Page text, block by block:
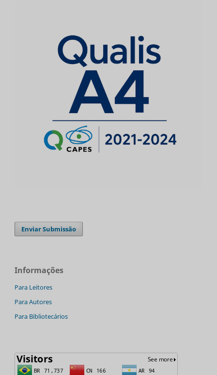
Enviar Submissão
Informações
Para Leitores
Para Autores
Para Bibliotecários